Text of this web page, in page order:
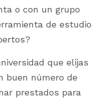
o con un grupo
de estudio
que elijas
buen número de
prestados para